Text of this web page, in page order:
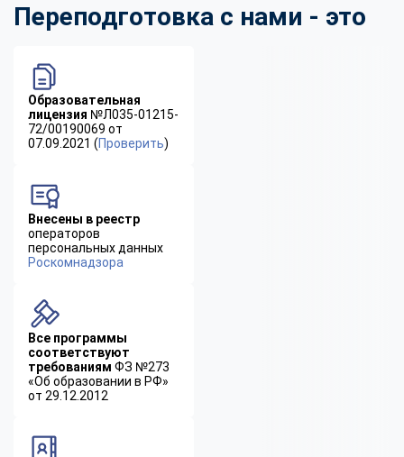
Переподготовка с нами - это
Образовательная
лицензия №Л035-01215-
72/00190069 от
07.09.2021 (Проверить)
Внесены в реестр
операторов
персональных данных
Роскомнадзора
Все программы
соответствуют
требованиям ФЗ №273
«Об образовании в РФ»
от 29.12.2012